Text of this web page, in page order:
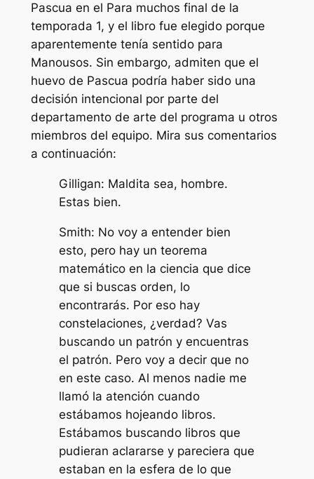
Pascua en el Para muchos final de la
temporada 1, y el libro fue elegido porque
aparentemente tenía sentido para
Manousos. Sin embargo, admiten que el
huevo de Pascua podría haber sido una
decisión intencional por parte del
departamento de arte del programa u otros
miembros del equipo. Mira sus comentarios
a continuación:
Gilligan: Maldita sea, hombre.
Estas bien.
Smith: No voy a entender bien
esto, pero hay un teorema
matemático en la ciencia que dice
que si buscas orden, lo
encontrarás. Por eso hay
constelaciones, ¿verdad? Vas
buscando un patrón y encuentras
el patrón. Pero voy a decir que no
en este caso. Al menos nadie me
llamó la atención cuando
estábamos hojeando libros.
Estábamos buscando libros que
pudieran aclararse y pareciera que
estaban en la esfera de lo que